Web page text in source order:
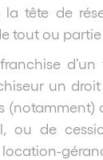
la tête de
tout ou partie
un
(notamment)
ou de